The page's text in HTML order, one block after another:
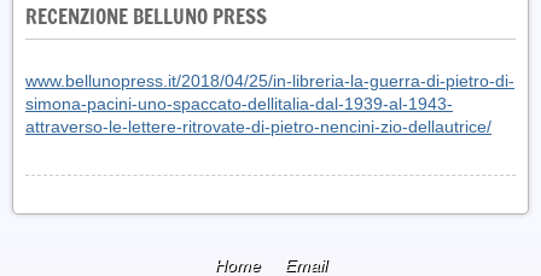
RECENZIONE BELLUNO PRESS
www.bellunopress.it/2018/04/25/in-libreria-la-guerra-di-pietro-di-
simona-pacini-uno-spaccato-dellitalia-dal-1939-al-1943-
attraverso-le-lettere-ritrovate-di-pietro-nencini-zio-dellautrice/
Home Email